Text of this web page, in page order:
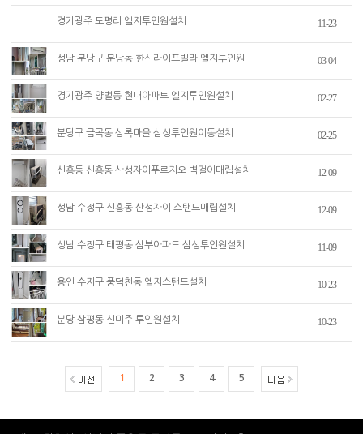
경기광주 도평리 엘지투인원설치 11-23
성남 분당구 분당동 한신라이프빌라 엘지투인원 03-04
경기광주 양벌동 현대아파트 엘지투인원설치 02-27
분당구 금곡동 상록마을 삼성투인원이동설치 02-25
신흥동 신흥동 산성자이푸르지오 벽걸이매립설치 12-09
성남 수정구 신흥동 산성자이 스탠드매립설치 12-09
성남 수정구 태평동 삼부아파트 삼성투인원설치 11-09
용인 수지구 풍덕천동 엘지스탠드설치 10-23
분당 삼평동 신미주 투인원설치 10-23
1 2 3 4 5